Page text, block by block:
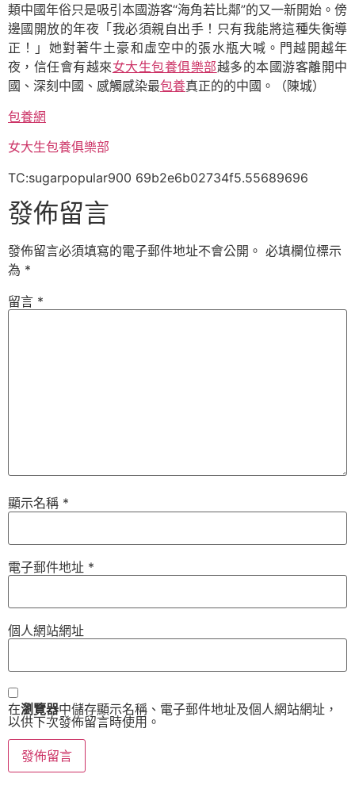
類中國年俗只是吸引本國游客“海角若比鄰”的又一新開始。傍
邊國開放的年夜「我必須親自出手！只有我能將這種失衡導
正！」她對著牛土豪和虛空中的張水瓶大喊。門越開越年
夜，信任會有越來女大生包養俱樂部越多的本國游客離開中
國、深刻中國、感觸感染最包養真正的的中國。
（陳城）
包養網
女大生包養俱樂部
TC:sugarpopular900 69b2e6b02734f5.55689696
發佈留言
發佈留言必須填寫的電子郵件地址不會公開。 必填欄位標示
為 *
留言 *
顯示名稱 *
電子郵件地址 *
個人網站網址
在瀏覽器中儲存顯示名稱、電子郵件地址及個人網站網址，
以供下次發佈留言時使用。